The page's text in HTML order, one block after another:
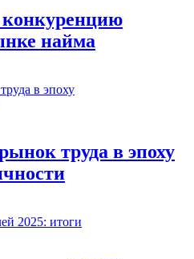
найма
труда в эпоху